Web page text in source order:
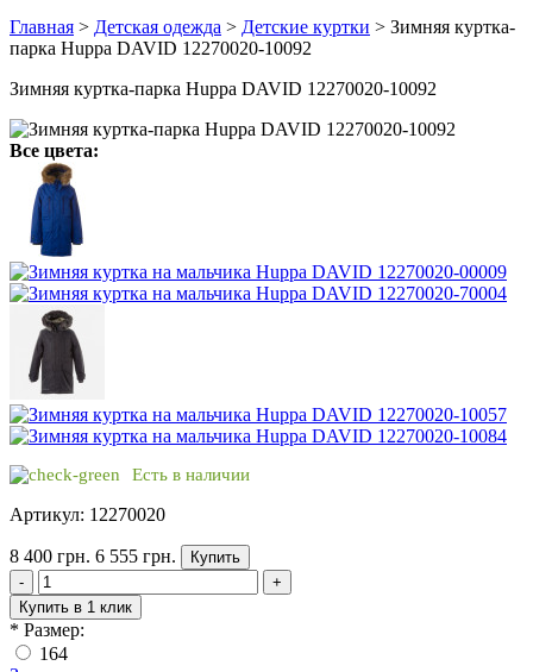
Главная > Детская одежда > Детские куртки > Зимняя куртка-
парка Huppa DAVID 12270020-10092
Зимняя куртка-парка Huppa DAVID 12270020-10092
Все цвета:
Есть в наличии
Артикул: 12270020
8 400 грн. 6 555 грн.
Купить
-
+
Купить в 1 клик
* Размер:
164